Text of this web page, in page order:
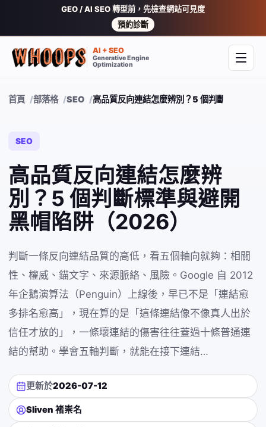
GEO / AI SEO 轉型前，先檢查網站可見度
預約診斷
AI + SEO
Generative Engine
Optimization
開啟
首頁 部落格 SEO 高品質反向連結怎麼辨別？5 個判斷標準與避
SEO
高品質反向連結怎麼辨
別？5 個判斷標準與避開
黑帽陷阱（2026）
判斷一條反向連結品質的高低，看五個軸向就夠：相關
性、權威、錨文字、來源脈絡、風險。Google 自 2012
年企鵝演算法（Penguin）上線後，早已不是「連結愈
多排名愈高」，現在算的是「這條連結像不像真人出於
信任才放的」，一條壞連結的傷害往往蓋過十條普通連
結的幫助。學會五軸判斷，就能在接下連結…
更新於2026-07-12
Sliven 褚崇名